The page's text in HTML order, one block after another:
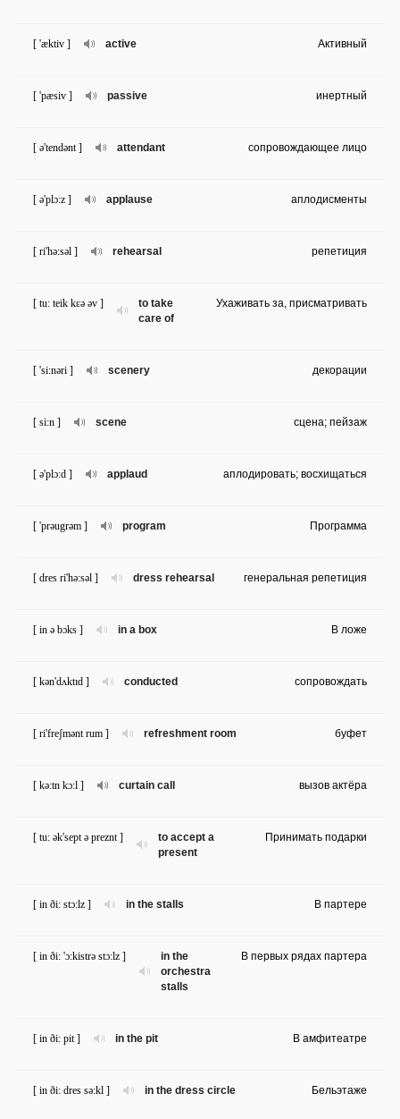
active
[ 'æktiv ] Активный
passive
[ 'pæsiv ] инертный
attendant
[ ə'tendənt ] сопровождающее лицо
applause
[ ə'plɔ:z ] аплодисменты
rehearsal
[ ri'hə:səl ] репетиция
to take
care of
[ tu: teik kɛə əv ] Ухаживать за, присматривать
scenery
[ 'si:nəri ] декорации
scene
[ si:n ] сцена; пейзаж
applaud
[ ə'plɔ:d ] аплодировать; восхищаться
program
[ 'prəugrəm ] Программа
dress rehearsal
[ dres ri'hə:səl ] генеральная репетиция
in a box
[ in ə bɔks ] В ложе
conducted
[ kən'dʌktɪd ] сопровождать
refreshment room
[ ri'freʃmənt rum ] буфет
curtain call
[ kə:tn kɔ:l ] вызов актёра
to accept a
present
[ tu: ək'sept ə preznt ] Принимать подарки
in the stalls
[ in ði: stɔ:lz ] В партере
in the
orchestra
stalls
[ in ði: 'ɔ:kistrə stɔ:lz ] В первых рядах партера
in the pit
[ in ði: pit ] В амфитеатре
in the dress circle
[ in ði: dres sə:kl ] Бельэтаже